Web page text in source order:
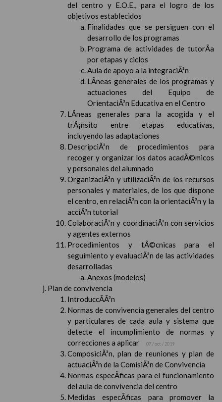
del centro y E.O.E., para el logro de los
objetivos establecidos
Finalidades que se persiguen con el
desarrollo de los programas
Programa de actividades de tutorÃ­a
por etapas y ciclos
Aula de apoyo a la integraciÃ³n
LÃ­neas generales de los programas y
actuaciones del Equipo de
OrientaciÃ³n Educativa en el Centro
LÃ­neas generales para la acogida y el
trÃ¡nsito entre etapas educativas,
incluyendo las adaptaciones
DescripciÃ³n de procedimientos para
recoger y organizar los datos acadÃ©micos
y personales del alumnado
OrganizaciÃ³n y utilizaciÃ³n de los recursos
personales y materiales, de los que dispone
el centro, en relaciÃ³n con la orientaciÃ³n y la
acciÃ³n tutorial
ColaboraciÃ³n y coordinaciÃ³n con servicios
y agentes externos
Procedimientos y tÃ©cnicas para el
seguimiento y evaluaciÃ³n de las actividades
desarrolladas
Anexos (modelos)
Plan de convivencia
IntroduccÃ­Ã³n
Normas de convivencia generales del centro
y particulares de cada aula y sistema que
detecte el incumplimiento de normas y
correcciones a aplicar
07 / oct / 2019
ComposiciÃ³n, plan de reuniones y plan de
actuaciÃ³n de la ComisiÃ³n de Convivencia
Normas especÃ­ficas para el funcionamiento
del aula de convivencia del centro
Medidas especÃ­ficas para promover la